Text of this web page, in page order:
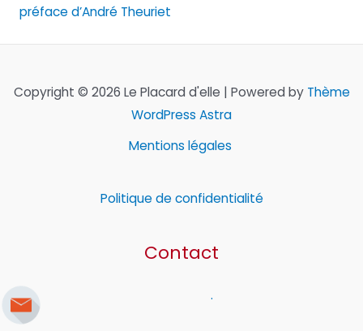
préface d’André Theuriet
Copyright © 2026 Le Placard d'elle | Powered by Thème
WordPress Astra
Mentions légales
Politique de confidentialité
Contact
.